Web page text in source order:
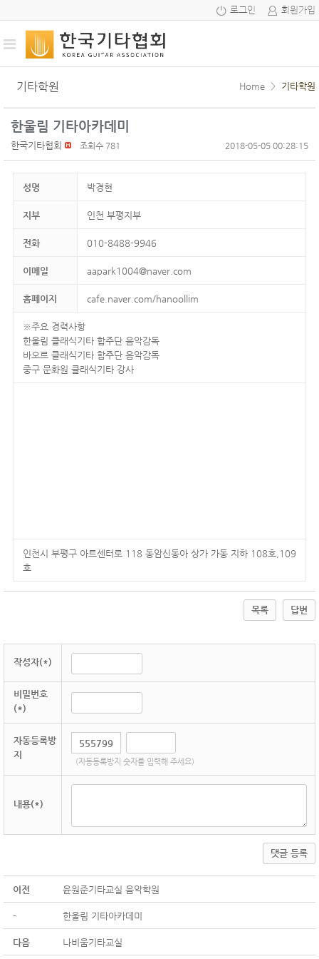
로그인 회원가입
기타학원 Home > 기타학원
한울림 기타아카데미
한국기타협회 조회수 781 2018-05-05 00:28:15
성명 박경현
지부 인천 부평지부
전화 010-8488-9946
이메일 aapark1004@naver.com
홈페이지 cafe.naver.com/hanoollim
※주요 경력사항
한울림 클래식기타 합주단 음악감독
바오르 클래식기타 합주단 음악감독
중구 문화원 클래식기타 강사
인천시 부평구 아트센터로 118 동암신동아 상가 가동 지하 108호,109
호
목록 답변
작성자(*)
비밀번호
(*)
자동등록방
지
(자동등록방지 숫자를 입력해 주세요)
내용(*)
댓글 등록
이전 윤원준기타교실 음악학원
- 한울림 기타아카데미
다음 나비움기타교실